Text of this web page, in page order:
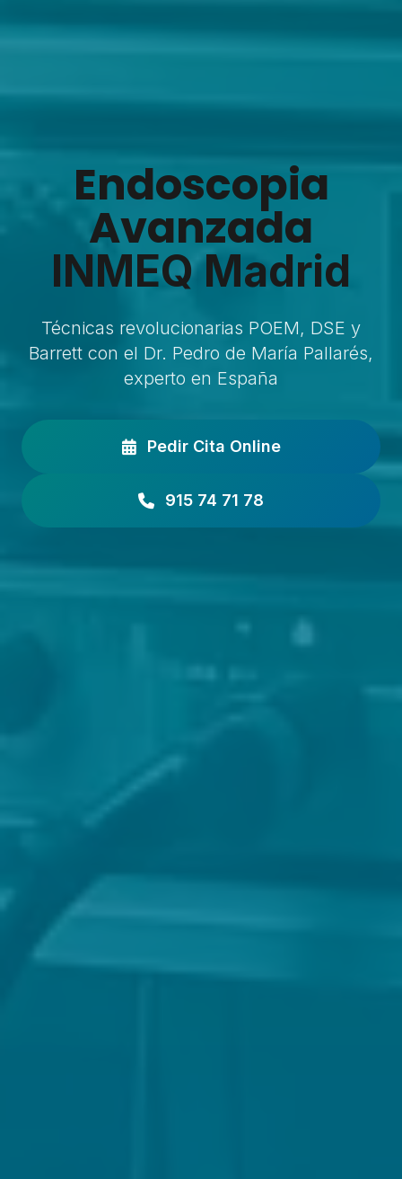
Endoscopia
Avanzada
INMEQ Madrid
Técnicas revolucionarias POEM, DSE y
Barrett con el Dr. Pedro de María Pallarés,
experto en España
Pedir Cita Online
915 74 71 78